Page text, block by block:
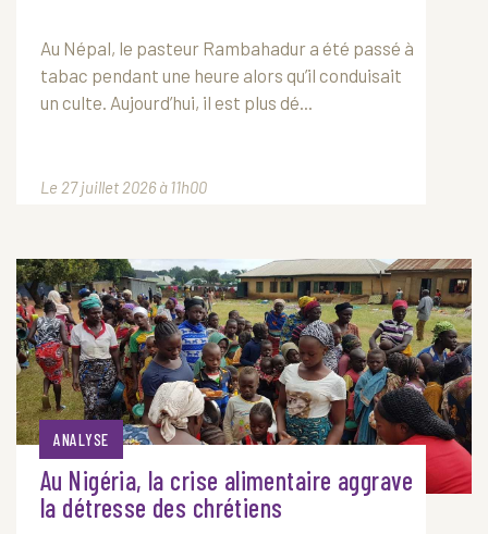
Au Népal, le pasteur Rambahadur a été passé à
tabac pendant une heure alors qu’il conduisait
un culte. Aujourd’hui, il est plus dé...
Le 27 juillet 2026 à 11h00
ANALYSE
Au Nigéria, la crise alimentaire aggrave
la détresse des chrétiens